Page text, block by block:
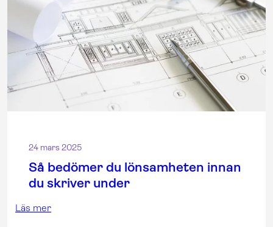
24 mars 2025
Så bedömer du lönsamheten innan
du skriver under
Läs mer